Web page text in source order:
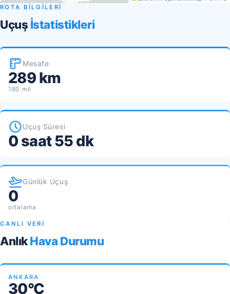
ROTA BİLGİLERİ
Uçuş İstatistikleri
Mesafe
289 km
180 mil
Uçuş Süresi
0 saat 55 dk
Günlük Uçuş
0
ortalama
CANLI VERİ
AnlıkHava Durumu
ANKARA
30°C